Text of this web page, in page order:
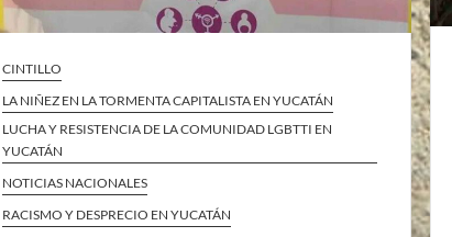
CINTILLO
LA NIÑEZ EN LA TORMENTA CAPITALISTA EN YUCATÁN
LUCHA Y RESISTENCIA DE LA COMUNIDAD LGBTTI EN
YUCATÁN
NOTICIAS NACIONALES
RACISMO Y DESPRECIO EN YUCATÁN